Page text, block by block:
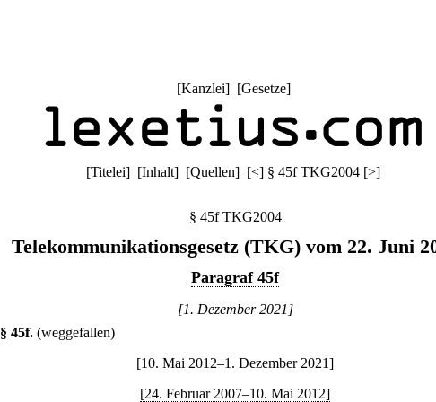
[Kanzlei] [Gesetze]
[Titelei] [Inhalt] [Quellen] [<] § 45f TKG2004 [>]
§ 45f TKG2004
Telekommunikationsgesetz (TKG) vom 22. Juni
Paragraf 45f
[1. Dezember 2021]
§ 45f. (weggefallen)
[10. Mai 2012–1. Dezember 2021]
[24. Februar 2007–10. Mai 2012]